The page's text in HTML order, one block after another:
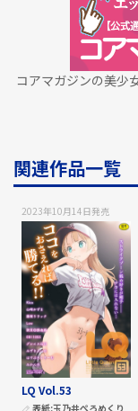
コアマガジンの美少
関連作品一覧
2023年10月14日発売
LQ Vol.53
表紙:玉乃井ぺろめくり